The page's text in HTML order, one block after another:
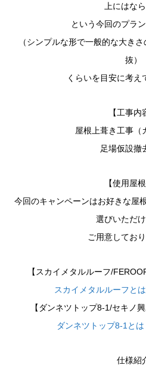
上にはな
という今回のプラ
（シンプルな形で一般的な大き
抜）
くらいを目安に考え
【工事内
屋根上葺き工事（
足場仮設撤
【使用屋根
今回のキャンペーンはお好きな屋
選びいただ
ご用意してお
【スカイメタルルーフ/
スカイメタルルーフと
【ダンネツトップ8-1/セキノ
ダンネツトップ8-1と
仕様紹